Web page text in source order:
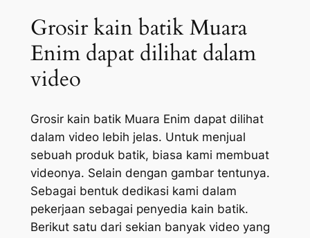
Grosir kain batik Muara
Enim dapat dilihat dalam
video
Grosir kain batik Muara Enim dapat dilihat
dalam video lebih jelas. Untuk menjual
sebuah produk batik, biasa kami membuat
videonya. Selain dengan gambar tentunya.
Sebagai bentuk dedikasi kami dalam
pekerjaan sebagai penyedia kain batik.
Berikut satu dari sekian banyak video yang